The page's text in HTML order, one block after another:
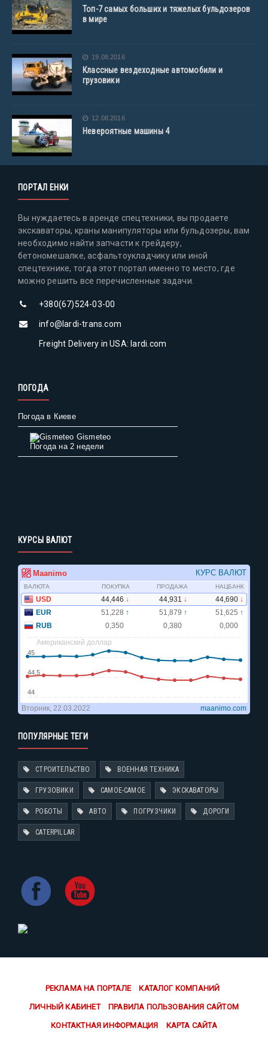
Топ-7 самых больших и тяжелых бульдозеров
в мире
19.08.2016
Классные вездеходные автомобили и
грузовики
12.08.2016
Невероятные машины 4
ПОРТАЛ ЕНКИ
Вы нуждаетесь в аренде спецтехники, вы продаете
экскаваторы, краны манипуляторы или бульдозеры, вам
необходимо найти запчасти к грейдеру,
бетономешалке, асфальтоукладчику или иной
спецтехнике, тогда этот портал именно то место, где
можно решить все перечисленные задачи.
+380(67)524-03-00
info@lardi-trans.com
Freight Delivery in USA: lardi.com
ПОГОДА
Погода в Киеве
Gismeteo
Погода на 2 недели
КУРСЫ ВАЛЮТ
ПОПУЛЯРНЫЕ ТЕГИ
СТРОИТЕЛЬСТВО ВОЕННАЯ ТЕХНИКА
ГРУЗОВИКИ САМОЕ-САМОЕ ЭКСКАВАТОРЫ
РОБОТЫ АВТО ПОГРУЗЧИКИ ДОРОГИ
CATERPILLAR
РЕКЛАМА НА ПОРТАЛЕ КАТАЛОГ КОМПАНИЙ
ЛИЧНЫЙ КАБИНЕТ ПРАВИЛА ПОЛЬЗОВАНИЯ САЙТОМ
КОНТАКТНАЯ ИНФОРМАЦИЯ КАРТА САЙТА